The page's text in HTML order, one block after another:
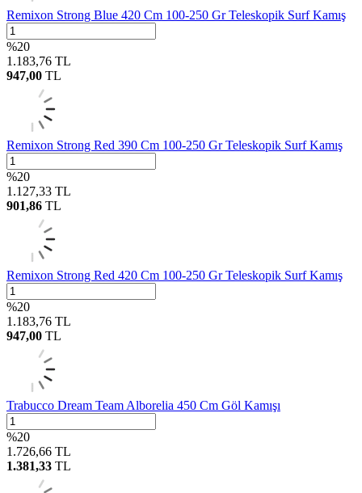
Remixon Strong Blue 420 Cm 100-250 Gr Teleskopik Surf Kamış
%20
1.183,76 TL
947,00 TL
Remixon Strong Red 390 Cm 100-250 Gr Teleskopik Surf Kamış
%20
1.127,33 TL
901,86 TL
Remixon Strong Red 420 Cm 100-250 Gr Teleskopik Surf Kamış
%20
1.183,76 TL
947,00 TL
Trabucco Dream Team Alborelia 450 Cm Göl Kamışı
%20
1.726,66 TL
1.381,33 TL